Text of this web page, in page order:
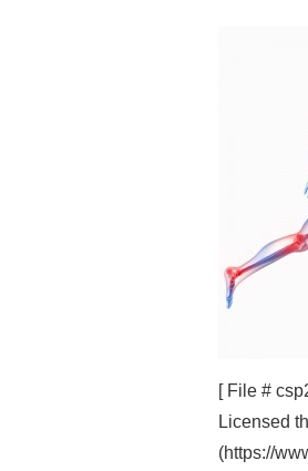
[ File #
Licensed
(https://